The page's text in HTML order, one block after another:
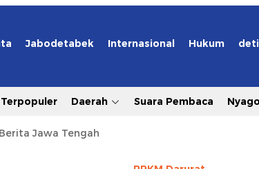
Jabodetabek Internasional Hukum
Terpopuler Daerah Suara Pembaca
Berita Jawa Tengah